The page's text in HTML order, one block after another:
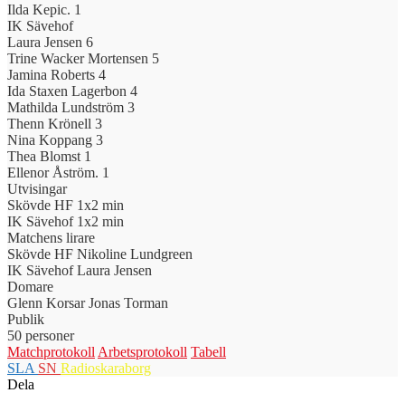
Ilda Kepic. 1
IK Sävehof
Laura Jensen 6
Trine Wacker Mortensen 5
Jamina Roberts 4
Ida Staxen Lagerbon 4
Mathilda Lundström 3
Thenn Krönell 3
Nina Koppang 3
Thea Blomst 1
Ellenor Åström. 1
Utvisingar
Skövde HF 1x2 min
IK Sävehof 1x2 min
Matchens lirare
Skövde HF Nikoline Lundgreen
IK Sävehof Laura Jensen
Domare
Glenn Korsar Jonas Torman
Publik
50 personer
Matchprotokoll Arbetsprotokoll Tabell
SLA SN Radioskaraborg
Dela